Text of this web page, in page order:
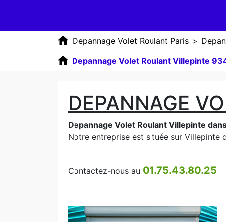
Depannage Volet Roulant Paris >
Depannage Volet Roulant Villepinte
DEPANNAGE
Depannage Volet Roulant Villepinte
Notre entreprise est située sur Villepinte
Contactez-nous au 01.75.43.80.25